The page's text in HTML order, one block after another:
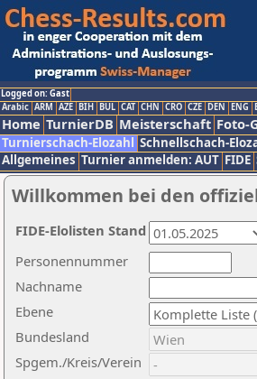
Logged on: Gast
Arabic ARM AZE BIH BUL CAT CHN CRO CZE DEN ENG
Home TurnierDB Meisterschaft Foto-
Turnierschach-Elozahl Schnellschach-
Allgemeines Turnier anmelden: AUT FIDE
Willkommen bei den
Nachname
Ebene
Personennummer
Bundesland
Spgem./Kreis/Verein
FIDE-Elolisten Stand